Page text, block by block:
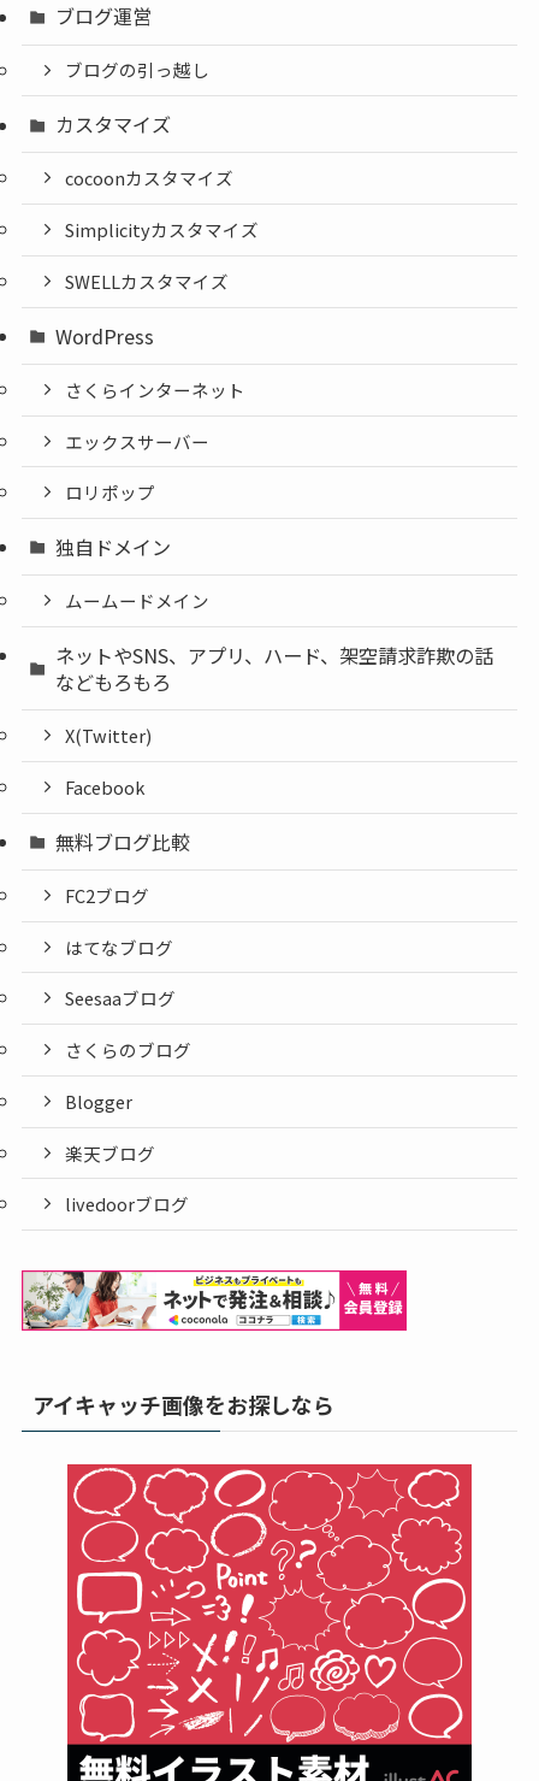
ブログ運営
ブログの引っ越し
カスタマイズ
cocoonカスタマイズ
Simplicityカスタマイズ
SWELLカスタマイズ
WordPress
さくらインターネット
エックスサーバー
ロリポップ
独自ドメイン
ムームードメイン
ネットやSNS、アプリ、ハード、架空請求詐欺の話
などもろもろ
X(Twitter)
Facebook
無料ブログ比較
FC2ブログ
はてなブログ
Seesaaブログ
さくらのブログ
Blogger
楽天ブログ
livedoorブログ
アイキャッチ画像をお探しなら